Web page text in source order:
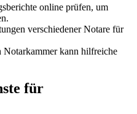
online prüfen, um
verschiedener Notare für
kann hilfreiche
für